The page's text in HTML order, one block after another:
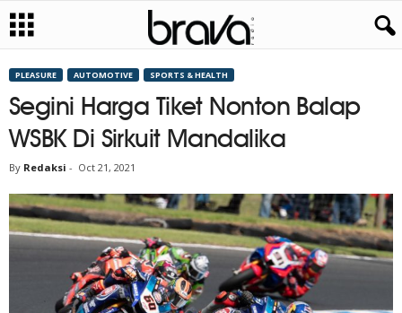
PLEASURE AUTOMOTIVE SPORTS & HEALTH
Segini Harga Tiket Nonton Balap
WSBK Di Sirkuit Mandalika
By Redaksi - Oct 21, 2021